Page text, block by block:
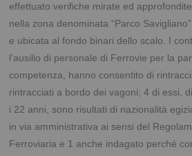
effettuato verifiche mirate ed
nella zona denominata “Parco
e ubicata al fondo binari dello scalo. I
l’ausilio di personale di Ferrovie per la
competenza, hanno consentito di
rintracciati a bordo dei vagoni; 4 di essi,
i 22 anni, sono risultati di nazionalità
in via amministrativa ai sensi del
Ferroviaria e 1 anche indagato perché